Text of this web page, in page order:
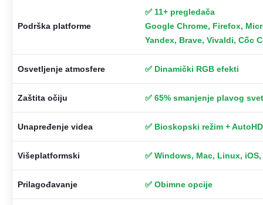
Podrška platforme
✅ 11+ pregledača
Google Chrome, Firefox,
Yandex, Brave, Vivaldi, Cốc
Osvetljenje atmosfere ✅ Dinamički RGB efekti
Zaštita očiju ✅ 65% smanjenje plavog
Unapređenje videa ✅ Bioskopski režim +
Višeplatformski ✅ Windows, Mac, Linux,
Prilagođavanje ✅ Obimne opcije